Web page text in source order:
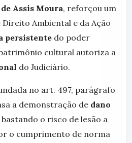
Assis Moura, reforçou um
Ambiental e da Ação
persistente do poder
cultural autoriza a
do Judiciário.
no art. 497, parágrafo
a demonstração de dano
bastando o risco de lesão a
o cumprimento de norma